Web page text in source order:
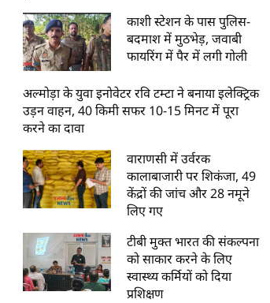
काशी स्टेशन के पास पुलिस-
बदमाश में मुठभेड़, जवाबी
फायरिंग में पैर में लगी गोली
अल्मोड़ा के युवा इनोवेटर रवि टम्टा ने बनाया इलेक्ट्रिक
उड़न वाहन, 40 किमी सफर 10-15 मिनट में पूरा
करने का दावा
वाराणसी में उर्वरक
कालाबाजारी पर शिकंजा, 49
केंद्रों की जांच और 28 नमूने
लिए गए
टीबी मुक्त भारत की संकल्पना
को साकार करने के लिए
स्वास्थ्य कर्मियों को दिया
प्रशिक्षण